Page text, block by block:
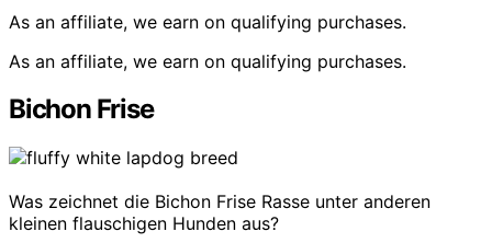
As an affiliate, we earn on qualifying purchases.
As an affiliate, we earn on qualifying purchases.
Bichon Frise
Was zeichnet die Bichon Frise Rasse unter anderen
kleinen flauschigen Hunden aus?